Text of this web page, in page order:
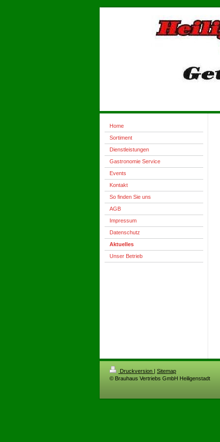
Home
Sortiment
Dienstleistungen
Gastronomie Service
Events
Kontakt
So finden Sie uns
AGB
Impressum
Datenschutz
Aktuelles
Unser Betrieb
Druckversion | Sitemap
© Brauhaus Vertriebs GmbH Heiligenstadt